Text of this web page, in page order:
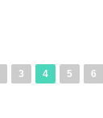
3 4 5 6